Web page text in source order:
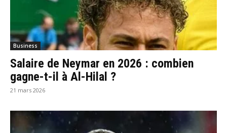
Business
Salaire de Neymar en 2026 : combien
gagne-t-il à Al-Hilal ?
21 mars 2026